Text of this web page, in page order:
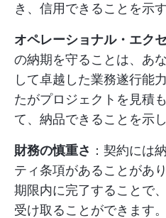
き、信用できることを示
オペレーショナル・エク
の納期を守ることは、あ
して卓越した業務遂行能
たがプロジェクトを見積
て、納品できることを示し
財務の慎重さ ：契約には
ティ条項があることがあ
期限内に完了することで
受け取ることができます。